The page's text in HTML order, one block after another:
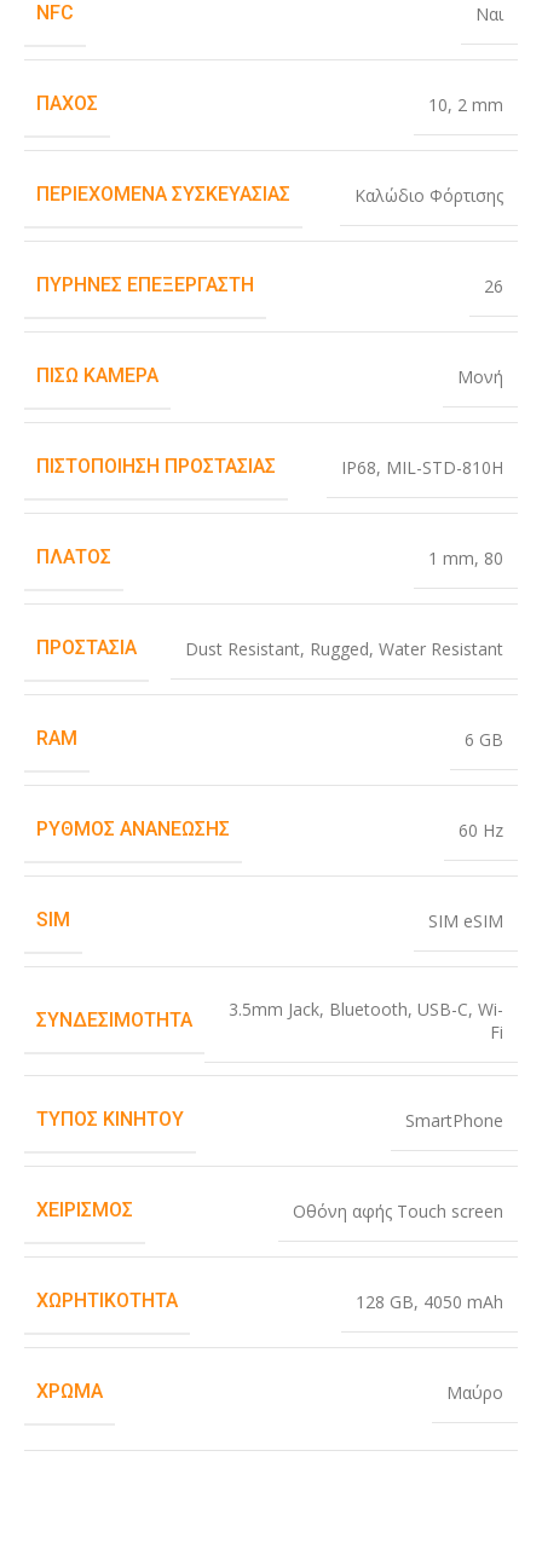
NFC Ναι
ΠΆΧΟΣ 10, 2 mm
ΠΕΡΙΕΧΌΜΕΝΑ ΣΥΣΚΕΥΑΣΊΑΣ Καλώδιο Φόρτισης
ΠΥΡΉΝΕΣ ΕΠΕΞΕΡΓΑΣΤΉ 26
ΠΊΣΩ ΚΆΜΕΡΑ Μονή
ΠΙΣΤΟΠΟΊΗΣΗ ΠΡΟΣΤΑΣΊΑΣ IP68, MIL-STD-810H
ΠΛΆΤΟΣ 1 mm, 80
ΠΡΟΣΤΑΣΊΑ Dust Resistant, Rugged, Water Resistant
RAM 6 GB
ΡΥΘΜΌΣ ΑΝΑΝΈΩΣΗΣ 60 Hz
SIM SIM eSIM
ΣΥΝΔΕΣΙΜΌΤΗΤΑ 3.5mm Jack, Bluetooth, USB-C, Wi-
Fi
ΤΎΠΟΣ ΚΙΝΗΤΟΎ SmartPhone
ΧΕΙΡΙΣΜΌΣ Οθόνη αφής Touch screen
ΧΩΡΗΤΙΚΌΤΗΤΑ 128 GB, 4050 mAh
ΧΡΏΜΑ Μαύρο